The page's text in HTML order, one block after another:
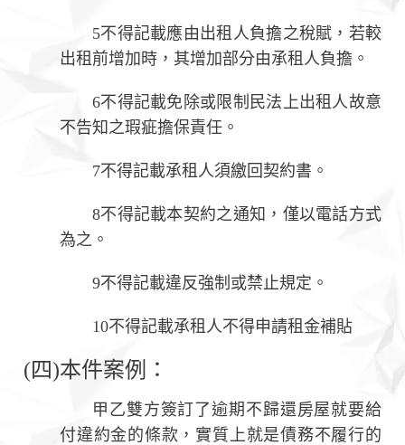
5不得記載應由出租人負擔之稅賦，若較
出租前增加時，其增加部分由承租人負擔。
6不得記載免除或限制民法上出租人故意
不告知之瑕疵擔保責任。
7不得記載承租人須繳回契約書。
8不得記載本契約之通知，僅以電話方式
為之。
9不得記載違反強制或禁止規定。
10不得記載承租人不得申請租金補貼
(四)本件案例：
甲乙雙方簽訂了逾期不歸還房屋就要給
付違約金的條款，實質上就是債務不履行的